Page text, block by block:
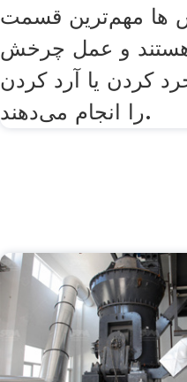
مهم‌ترین قسمت
و عمل چرخش
کردن یا آرد کردن
را انجام می‌دهند.